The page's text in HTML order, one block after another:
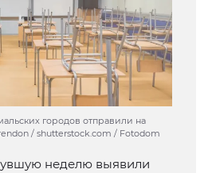
городов отправили на
/ shutterstock.com / Fotodom
неделю выявили